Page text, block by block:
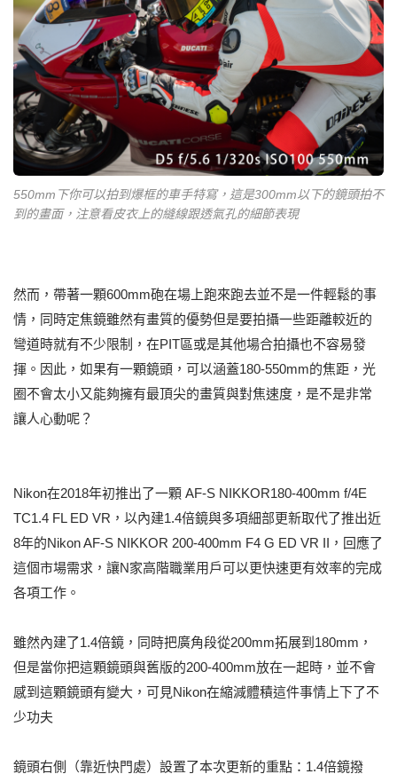
550mm下你可以拍到爆框的車手特寫，這是300mm以下的鏡頭拍不
到的畫面，注意看皮衣上的縫線跟透氣孔的細節表現
然而，帶著一顆600mm砲在場上跑來跑去並不是一件輕鬆的事
情，同時定焦鏡雖然有畫質的優勢但是要拍攝一些距離較近的
彎道時就有不少限制，在PIT區或是其他場合拍攝也不容易發
揮。因此，如果有一顆鏡頭，可以涵蓋180-550mm的焦距，光
圈不會太小又能夠擁有最頂尖的畫質與對焦速度，是不是非常
讓人心動呢？
Nikon在2018年初推出了一顆 AF-S NIKKOR180-400mm f/4E
TC1.4 FL ED VR，以內建1.4倍鏡與多項細部更新取代了推出近
8年的Nikon AF-S NIKKOR 200-400mm F4 G ED VR II，回應了
這個市場需求，讓N家高階職業用戶可以更快速更有效率的完成
各項工作。
雖然內建了1.4倍鏡，同時把廣角段從200mm拓展到180mm，
但是當你把這顆鏡頭與舊版的200-400mm放在一起時，並不會
感到這顆鏡頭有變大，可見Nikon在縮減體積這件事情上下了不
少功夫
鏡頭右側（靠近快門處）設置了本次更新的重點：1.4倍鏡撥